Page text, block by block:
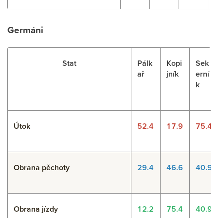
Germáni
Stat
Pálk
ař
Kopi
jník
Sek
erní
k
Útok 52.4 17.9 75.4
Obrana pěchoty 29.4 46.6 40.9
Obrana jízdy 12.2 75.4 40.9